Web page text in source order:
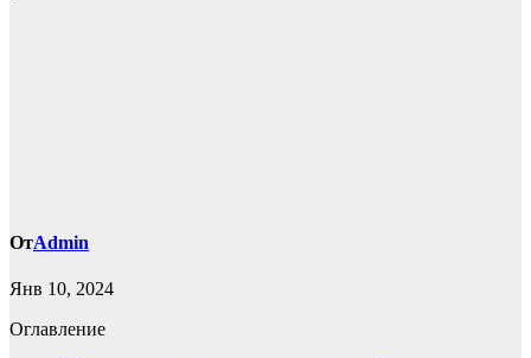
ОтAdmin
Янв 10, 2024
Оглавление